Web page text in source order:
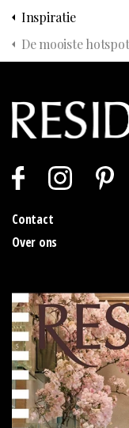
Inspiratie
De mooiste
Contact
Over ons